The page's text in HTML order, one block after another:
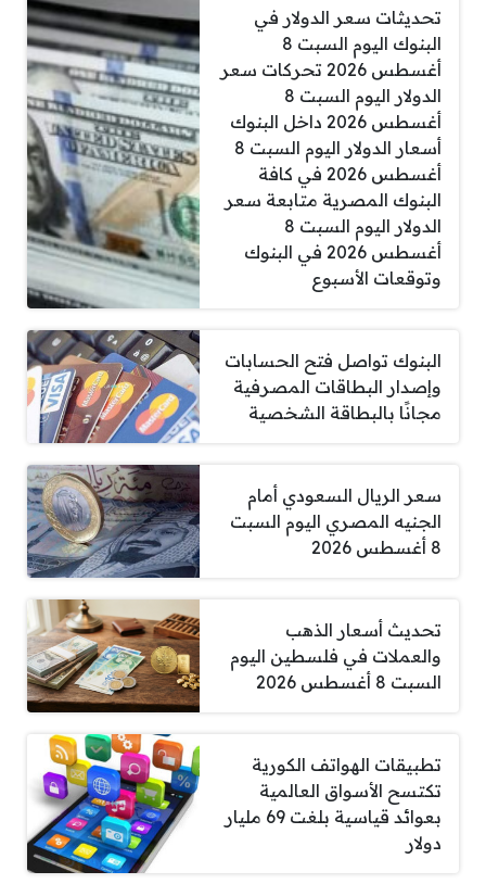
تحديثات سعر الدولار في
البنوك اليوم السبت 8
أغسطس 2026 تحركات سعر
الدولار اليوم السبت 8
أغسطس 2026 داخل البنوك
أسعار الدولار اليوم السبت 8
أغسطس 2026 في كافة
البنوك المصرية متابعة سعر
الدولار اليوم السبت 8
أغسطس 2026 في البنوك
وتوقعات الأسبوع
البنوك تواصل فتح الحسابات
وإصدار البطاقات المصرفية
مجانًا بالبطاقة الشخصية
سعر الريال السعودي أمام
الجنيه المصري اليوم السبت
8 أغسطس 2026
تحديث أسعار الذهب
والعملات في فلسطين اليوم
السبت 8 أغسطس 2026
تطبيقات الهواتف الكورية
تكتسح الأسواق العالمية
بعوائد قياسية بلغت 69 مليار
دولار